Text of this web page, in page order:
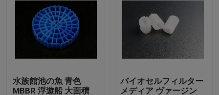
引用を要求しなさい
MBBRフィルタメディア
MBBRの生物媒体
水族館池の魚 青色
MBBR 浮遊船 大面積
バイオセルフィルター
メディア ヴァージン